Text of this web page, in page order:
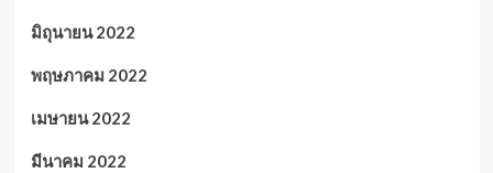
มิถุนายน 2022
พฤษภาคม 2022
เมษายน 2022
มีนาคม 2022